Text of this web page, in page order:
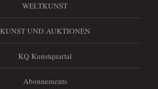
WELTKUNST
KUNST UND AUKTIONEN
KQ Kunstquartal
Abonnements